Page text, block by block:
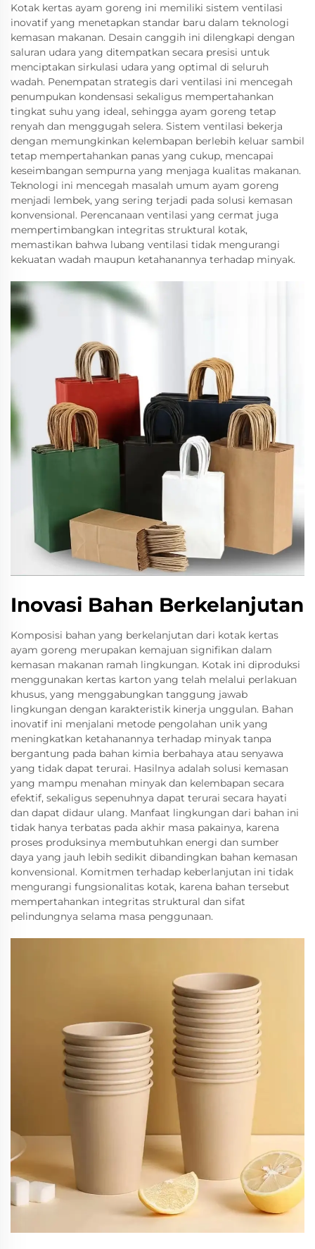
Kotak kertas ayam goreng ini memiliki sistem ventilasi
inovatif yang menetapkan standar baru dalam teknologi
kemasan makanan. Desain canggih ini dilengkapi dengan
saluran udara yang ditempatkan secara presisi untuk
menciptakan sirkulasi udara yang optimal di seluruh
wadah. Penempatan strategis dari ventilasi ini mencegah
penumpukan kondensasi sekaligus mempertahankan
tingkat suhu yang ideal, sehingga ayam goreng tetap
renyah dan menggugah selera. Sistem ventilasi bekerja
dengan memungkinkan kelembapan berlebih keluar sambil
tetap mempertahankan panas yang cukup, mencapai
keseimbangan sempurna yang menjaga kualitas makanan.
Teknologi ini mencegah masalah umum ayam goreng
menjadi lembek, yang sering terjadi pada solusi kemasan
konvensional. Perencanaan ventilasi yang cermat juga
mempertimbangkan integritas struktural kotak,
memastikan bahwa lubang ventilasi tidak mengurangi
kekuatan wadah maupun ketahanannya terhadap minyak.
Inovasi Bahan Berkelanjutan
Komposisi bahan yang berkelanjutan dari kotak kertas
ayam goreng merupakan kemajuan signifikan dalam
kemasan makanan ramah lingkungan. Kotak ini diproduksi
menggunakan kertas karton yang telah melalui perlakuan
khusus, yang menggabungkan tanggung jawab
lingkungan dengan karakteristik kinerja unggulan. Bahan
inovatif ini menjalani metode pengolahan unik yang
meningkatkan ketahanannya terhadap minyak tanpa
bergantung pada bahan kimia berbahaya atau senyawa
yang tidak dapat terurai. Hasilnya adalah solusi kemasan
yang mampu menahan minyak dan kelembapan secara
efektif, sekaligus sepenuhnya dapat terurai secara hayati
dan dapat didaur ulang. Manfaat lingkungan dari bahan ini
tidak hanya terbatas pada akhir masa pakainya, karena
proses produksinya membutuhkan energi dan sumber
daya yang jauh lebih sedikit dibandingkan bahan kemasan
konvensional. Komitmen terhadap keberlanjutan ini tidak
mengurangi fungsionalitas kotak, karena bahan tersebut
mempertahankan integritas struktural dan sifat
pelindungnya selama masa penggunaan.